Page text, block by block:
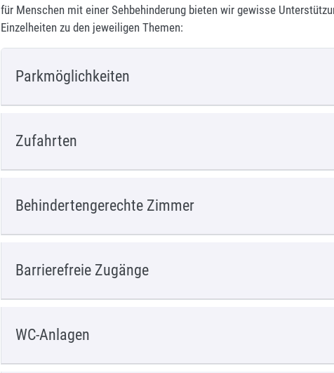
für Menschen mit einer Sehbehinderung bieten wir gewisse
Einzelheiten zu den jeweiligen Themen:
Parkmöglichkeiten
Zufahrten
Behindertengerechte Zimmer
Barrierefreie Zugänge
WC-Anlagen